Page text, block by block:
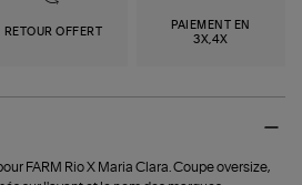
RETOUR OFFERT
PAIEMENT EN
3X,4X
FARM Rio X Maria Clara. Coupe oversize,